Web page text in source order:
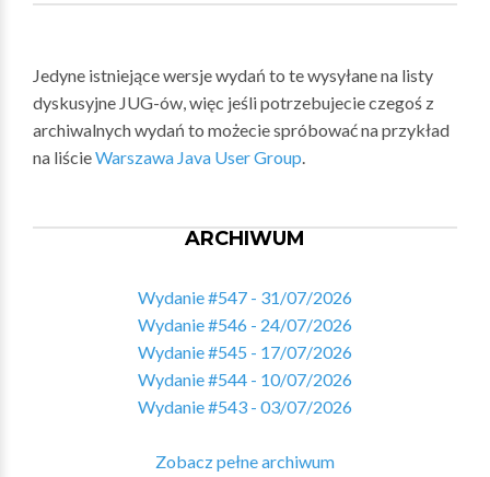
Jedyne istniejące wersje wydań to te wysyłane na listy
dyskusyjne JUG-ów, więc jeśli potrzebujecie czegoś z
archiwalnych wydań to możecie spróbować na przykład
na liścieWarszawa Java User Group.
ARCHIWUM
Wydanie #547 - 31/07/2026
Wydanie #546 - 24/07/2026
Wydanie #545 - 17/07/2026
Wydanie #544 - 10/07/2026
Wydanie #543 - 03/07/2026
Zobacz pełne archiwum